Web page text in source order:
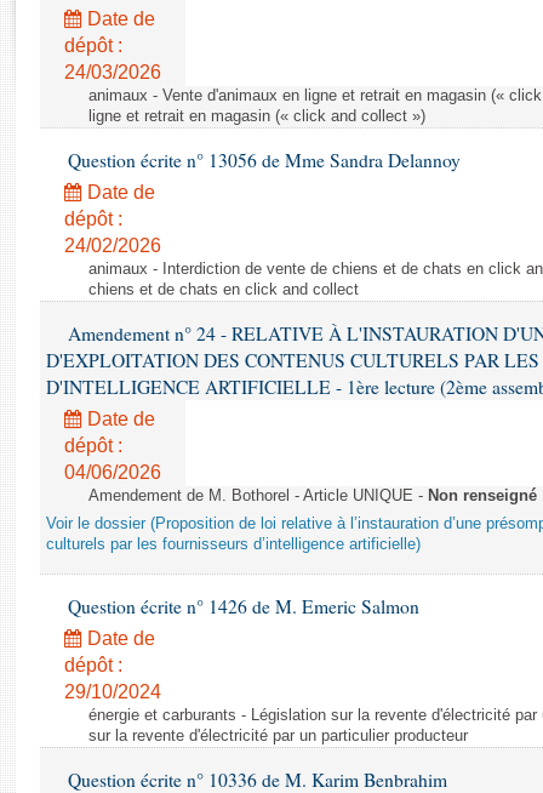
Rapports législatifs
Rapports sur l'application des lois
Baromètre de l’application des lois
Dossiers législatifs
Budget et sécurité sociale
Questions écrites et orales
Comptes rendus des débats
Date de
dépôt :
24/03/2026
animaux - Vente d'animaux en ligne et retrait en magasin («
ligne et retrait en magasin (« click and collect »)
Question écrite n° 13056 de Mme Sandra Delannoy
Date de
dépôt :
24/02/2026
animaux - Interdiction de vente de chiens et de chats en click
chiens et de chats en click and collect
Amendement n° 24 - RELATIVE À L'INSTAURATION
D'EXPLOITATION DES CONTENUS CULTURELS PAR LES
D'INTELLIGENCE ARTIFICIELLE - 1ère lecture (2ème
Date de
dépôt :
04/06/2026
Amendement de M. Bothorel - Article UNIQUE - Non renseigné
Voir le dossier (Proposition de loi relative à l’instauration d’une
culturels par les fournisseurs d’intelligence artificielle)
Question écrite n° 1426 de M. Emeric Salmon
Date de
dépôt :
29/10/2024
énergie et carburants - Législation sur la revente d'électricité
sur la revente d'électricité par un particulier producteur
Question écrite n° 10336 de M. Karim Benbrahim